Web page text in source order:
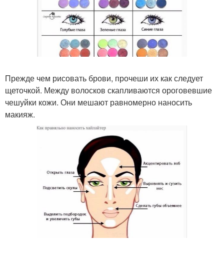
Прежде чем рисовать брови, прочеши их как следует
щеточкой. Между волосков скапливаются ороговевшие
чешуйки кожи. Они мешают равномерно наносить
макияж.